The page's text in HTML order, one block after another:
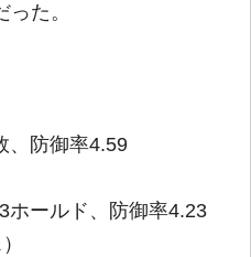
た。
、防御率4.59
ールド、防御率4.23